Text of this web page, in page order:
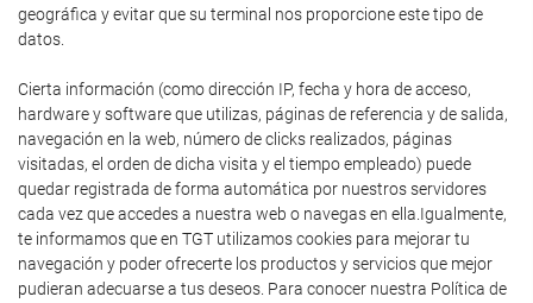
geográfica y evitar que su terminal nos proporcione este tipo de
datos.
Cierta información (como dirección IP, fecha y hora de acceso,
hardware y software que utilizas, páginas de referencia y de salida,
navegación en la web, número de clicks realizados, páginas
visitadas, el orden de dicha visita y el tiempo empleado) puede
quedar registrada de forma automática por nuestros servidores
cada vez que accedes a nuestra web o navegas en ella.Igualmente,
te informamos que en TGT utilizamos cookies para mejorar tu
navegación y poder ofrecerte los productos y servicios que mejor
pudieran adecuarse a tus deseos. Para conocer nuestra Política de